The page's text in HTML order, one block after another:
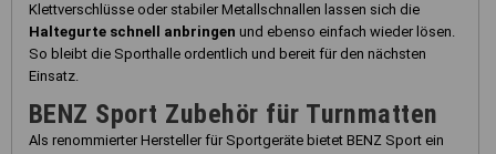
Klettverschlüsse oder stabiler Metallschnallen lassen sich die
Haltegurte schnell anbringen und ebenso einfach wieder lösen.
So bleibt die Sporthalle ordentlich und bereit für den nächsten
Einsatz.
BENZ Sport Zubehör für Turnmatten
Als renommierter Hersteller für Sportgeräte bietet BENZ Sport ein